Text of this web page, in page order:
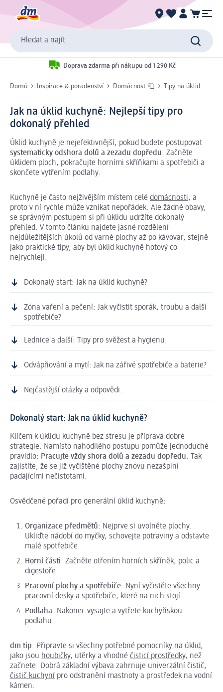
Hledat a najít
Doprava zdarma při nákupu od 1 290 Kč
Domů Inspirace & poradenství Domácnost 🧻 Tipy na úklid
Jak na úklid kuchyně: Nejlepší tipy pro
dokonalý přehled
Úklid kuchyně je nejefektivnější, pokud budete postupovat
systematicky odshora dolů a zezadu dopředu. Začněte
úklidem ploch, pokračujte horními skříňkami a spotřebiči a
skončete vytřením podlahy.
Kuchyně je často nejživějším místem celé domácnosti, a
proto v ní rychle může vznikat nepořádek. Ale žádné obavy,
se správným postupem si při úklidu udržíte dokonalý
přehled. V tomto článku najdete jasné rozdělení
nejdůležitějších úkolů od varné plochy až po kávovar, stejně
jako praktické tipy, aby byl úklid kuchyně hotový co
nejrychleji.
Dokonalý start: Jak na úklid kuchyně?
Zóna vaření a pečení: Jak vyčistit sporák, troubu a další
spotřebiče?
Lednice a další: Tipy pro svěžest a hygienu.
Odvápňování a mytí: Jak na zářivé spotřebiče a baterie?
Nejčastější otázky a odpovědi.
Dokonalý start: Jak na úklid kuchyně?
Klíčem k úklidu kuchyně bez stresu je příprava dobré
strategie. Namísto nahodilého postupu pomůže jednoduché
pravidlo: Pracujte vždy shora dolů a zezadu dopředu. Tak
zajistíte, že se již vyčištěné plochy znovu nezašpiní
padajícími nečistotami.
Osvědčené pořadí pro generální úklid kuchyně:
Organizace předmětů: Nejprve si uvolněte plochy.
Ukliďte nádobí do myčky, schovejte potraviny a odstavte
malé spotřebiče.
Horní části: Začněte otřením horních skříněk, polic a
digestoře.
Pracovní plochy a spotřebiče: Nyní vyčistěte všechny
pracovní desky a spotřebiče, které na nich stojí.
Podlaha: Nakonec vysajte a vytřete kuchyňskou
podlahu.
dm tip: Připravte si všechny potřebné pomocníky na úklid,
jako jsou houbičky, utěrky a vhodné čisticí prostředky, než
začnete. Dobrá základní výbava zahrnuje univerzální čistič,
čistič kuchyní pro odstranění mastnoty a prostředek na vodní
kámen.